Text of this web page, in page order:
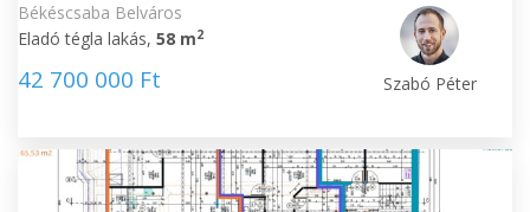
Békéscsaba Belváros
Eladó tégla lakás, 58 m2
42 700 000 Ft Szabó Péter